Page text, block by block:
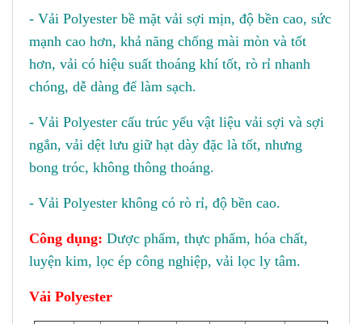
- Vải Polyester bề mặt vải sợi mịn, độ bền cao, sức
mạnh cao hơn, khả năng chống mài mòn và tốt
hơn, vải có hiệu suất thoáng khí tốt, rò rỉ nhanh
chóng, dễ dàng để làm sạch.
- Vải Polyester cấu trúc yếu vật liệu vải sợi và sợi
ngắn, vải dệt lưu giữ hạt dày đặc là tốt, nhưng
bong tróc, không thông thoáng.
- Vải Polyester không có rò rỉ, độ bền cao.
Công dụng: Dược phẩm, thực phẩm, hóa chất,
luyện kim, lọc ép công nghiệp, vải lọc ly tâm.
Vải Polyester